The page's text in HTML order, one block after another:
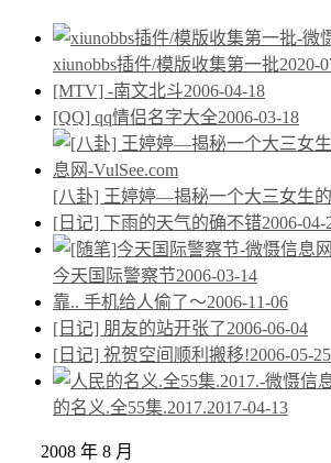
xiunobbs插件/模版收集第一批2020-
[MTV] -南文北斗2006-04-18
[QQ] qq情侣名字大全2006-03-18
[八卦] 王婷婷—揭秘一个大三女生
[日记] 下雨的天气的确不错2006-04-
今天国际警察节2006-03-14
靠.. 手机给人偷了～2006-11-06
[日记] 朋友的站开张了2006-06-04
[日记] 祝贺空间顺利搬移!2006-05-25
的名义.全55集.2017.2017-04-13
2008 年 8 月